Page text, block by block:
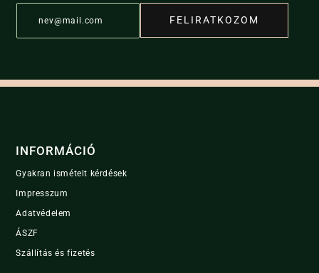
E
a
*
FELIRATKOZOM
INFORMÁCIÓ
Gyakran ismételt kérdések
Impresszum
Adatvédelem
ÁSZF
Szállítás és fizetés